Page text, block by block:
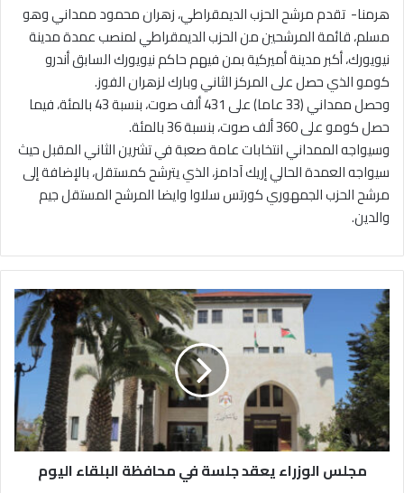
هرمنا- تقدم مرشح الحزب الديمقراطي، زهران محمود ممداني وهو
مسلم، قائمة المرشحين من الحزب الديمقراطي لمنصب عمدة مدينة
نيويورك، أكبر مدينة أميركية بمن فيهم حاكم نيويورك السابق أندرو
كومو الذي حصل على المركز الثاني وبارك لزهران الفوز.
وحصل ممداني (33 عاما) على 431 ألف صوت، بنسبة 43 بالمئة، فيما
حصل كومو على 360 ألف صوت، بنسبة 36 بالمئة.
وسيواجه الممداني انتخابات عامة صعبة في تشرين الثاني المقبل حيث
سيواجه العمدة الحالي إريك آدامز، الذي يترشح كمستقل، بالإضافة إلى
مرشح الحزب الجمهوري كورتس سلاوا وايضا المرشح المستقل جيم
والدين.
م
ج
ل
س
ا
ل
و
ز
ر
مجلس الوزراء يعقد جلسة في محافظة البلقاء اليوم